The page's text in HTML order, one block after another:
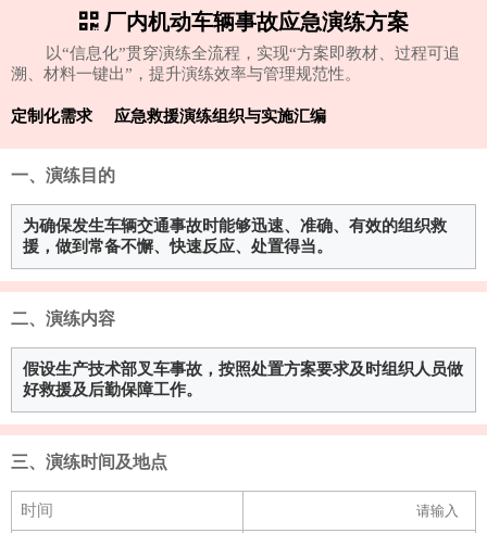
厂内机动车辆事故应急演练方案
以“信息化”贯穿演练全流程，实现“方案即教材、过程可追
溯、材料一键出”，提升演练效率与管理规范性。
定制化需求 应急救援演练组织与实施汇编
一、演练目的
为确保发生车辆交通事故时能够迅速、准确、有效的组织救
援，做到常备不懈、快速反应、处置得当。
二、演练内容
假设生产技术部叉车事故，按照处置方案要求及时组织人员做
好救援及后勤保障工作。
三、演练时间及地点
时间